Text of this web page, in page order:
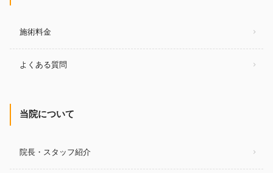
施術料金
よくある質問
当院について
院長・スタッフ紹介